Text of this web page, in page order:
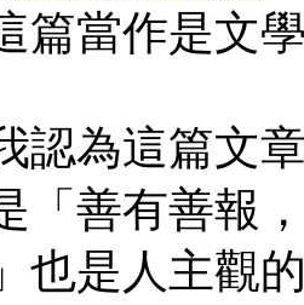
篇當作是文
認為這篇文
「善有善報
也是人主觀